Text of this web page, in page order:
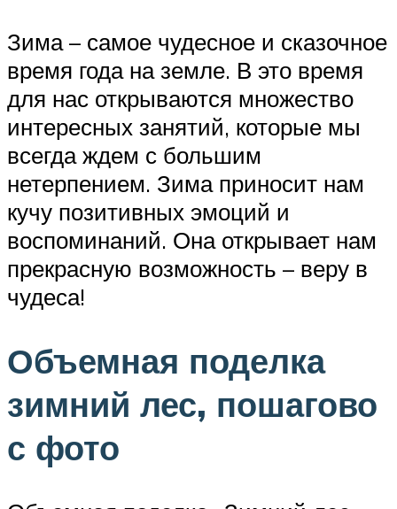
Зима – самое чудесное и сказочное
время года на земле. В это время
для нас открываются множество
интересных занятий, которые мы
всегда ждем с большим
нетерпением. Зима приносит нам
кучу позитивных эмоций и
воспоминаний. Она открывает нам
прекрасную возможность – веру в
чудеса!
Объемная поделка
зимний лес, пошагово
с фото